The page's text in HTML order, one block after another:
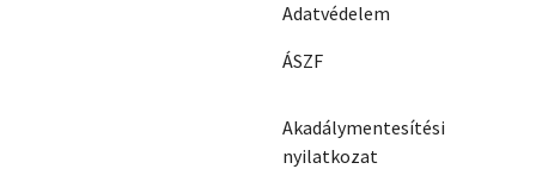
Adatvédelem
ÁSZF
Akadálymentesítési
nyilatkozat